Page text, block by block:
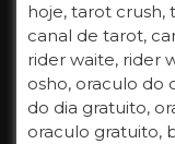
hoje, tarot crush,
canal de tarot,
rider waite, rider
osho, oraculo do
do dia gratuito,
oraculo gratuito,